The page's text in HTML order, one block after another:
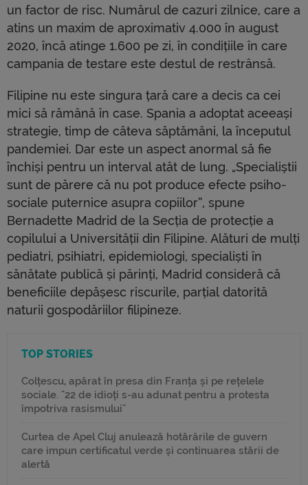
un factor de risc. Numărul de cazuri zilnice, care a
atins un maxim de aproximativ 4.000 în august
2020, încă atinge 1.600 pe zi, în condițiile în care
campania de testare este destul de restrânsă.
Filipine nu este singura țară care a decis ca cei
mici să rămână în case. Spania a adoptat aceeași
strategie, timp de câteva săptămâni, la începutul
pandemiei. Dar este un aspect anormal să fie
închiși pentru un interval atât de lung. „Specialiștii
sunt de părere că nu pot produce efecte psiho-
sociale puternice asupra copiilor”, spune
Bernadette Madrid de la Secția de protecție a
copilului a Universității din Filipine. Alături de mulți
pediatri, psihiatri, epidemiologi, specialiști în
sănătate publică și părinți, Madrid consideră că
beneficiile depășesc riscurile, parțial datorită
naturii gospodăriilor filipineze.
TOP STORIES
Colțescu, apărat în presa din Franța și pe rețelele
sociale. "22 de idioți s-au adunat pentru a protesta
împotriva rasismului"
Curtea de Apel Cluj anulează hotărârile de guvern
care impun certificatul verde și continuarea stării de
alertă